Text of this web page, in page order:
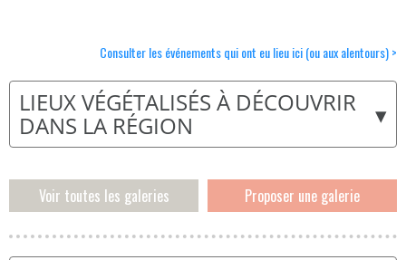
Consulter les événements qui ont eu lieu ici (ou aux alentours) >
▾
LIEUX VÉGÉTALISÉS À DÉCOUVRIR
DANS LA RÉGION
Voir toutes les galeries Proposer une galerie